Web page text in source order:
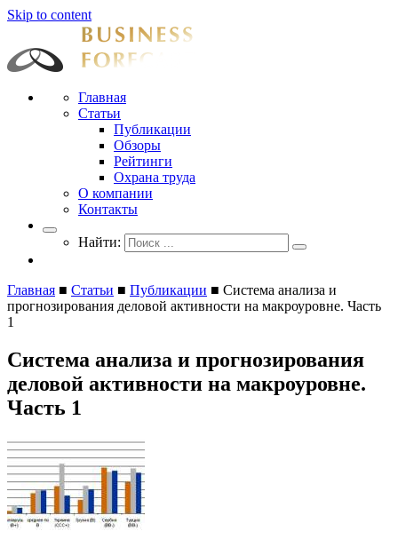
Skip to content
Businessforecast
Аналитика и прогнозирование для профессионалов
Главная
Статьи
Публикации
Обзоры
Рейтинги
Охрана труда
О компании
Контакты
Найти:
Главная ■ Статьи ■ Публикации ■ Система анализа и
прогнозирования деловой активности на макроуровне. Часть
1
Система анализа и прогнозирования
деловой активности на макроуровне.
Часть 1